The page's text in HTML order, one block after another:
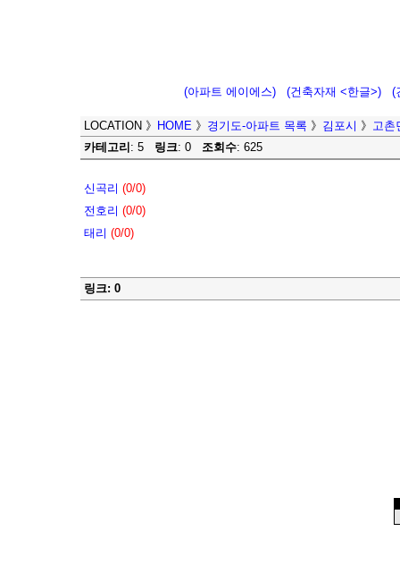
(아파트 에이에스) (건축자재 <한글>) (
LOCATION 》 HOME 》 경기도-아파트 목록 》 김포시 》 고촌
카테고리 : 5 링크: 0 조회수: 625
신곡리 (0/0)
전호리 (0/0)
태리 (0/0)
링크: 0